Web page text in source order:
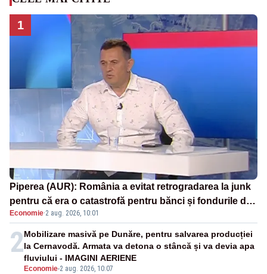
1
Piperea (AUR): România a evitat retrogradarea la junk
pentru că era o catastrofă pentru bănci și fondurile de
pensii
Economie·2 aug. 2026, 10:01
2
Economie-2 aug. 2026, 10:07
Mobilizare masivă pe Dunăre, pentru salvarea producției
la Cernavodă. Armata va detona o stâncă și va devia apa
fluviului - IMAGINI AERIENE